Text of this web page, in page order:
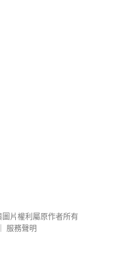
圖片權利屬原作者所有
服務聲明